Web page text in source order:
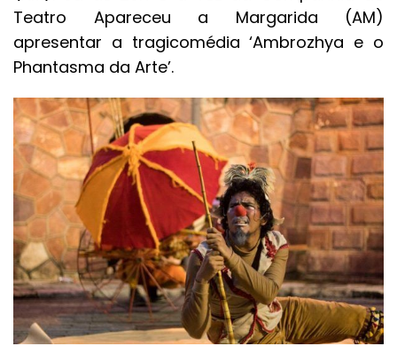
Teatro Apareceu a Margarida (AM)
apresentar a tragicomédia ‘Ambrozhya e o
Phantasma da Arte’.